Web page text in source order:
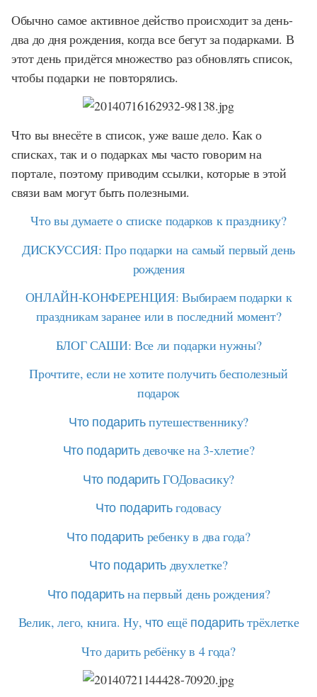
Обычно самое активное действо происходит за день-
два до дня рождения, когда все бегут за подарками. В
этот день придётся множество раз обновлять список,
чтобы подарки не повторялись.
Что вы внесёте в список, уже ваше дело. Как о
списках, так и о подарках мы часто говорим на
портале, поэтому приводим ссылки, которые в этой
связи вам могут быть полезными.
Что вы думаете о списке подарков к празднику?
ДИСКУССИЯ: Про подарки на самый первый день
рождения
ОНЛАЙН-КОНФЕРЕНЦИЯ: Выбираем подарки к
праздникам заранее или в последний момент?
БЛОГ САШИ: Все ли подарки нужны?
Прочтите, если не хотите получить бесполезный
подарок
Что подаритьпутешественнику?
Что подаритьдевочке на 3-хлетие?
Что подаритьГОДовасику?
Что подаритьгодовасу
Что подарить ребенку в два года?
Что подарить двухлетке?
Что подаритьна первый день рождения?
Велик, лего, книга. Ну, чтоещё подаритьтрёхлетке
Что дарить ребёнку в 4 года?